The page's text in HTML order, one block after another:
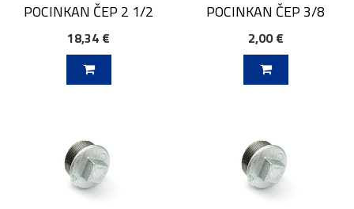
POCINKAN ČEP 2 1/2
18,34 €
POCINKAN ČEP 3/8
2,00 €